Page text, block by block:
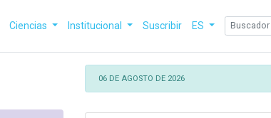
Ciencias Institucional Suscribir ES
06 DE AGOSTO DE 2026